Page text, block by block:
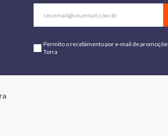
Permito o recebimento por e-mail de
Torra